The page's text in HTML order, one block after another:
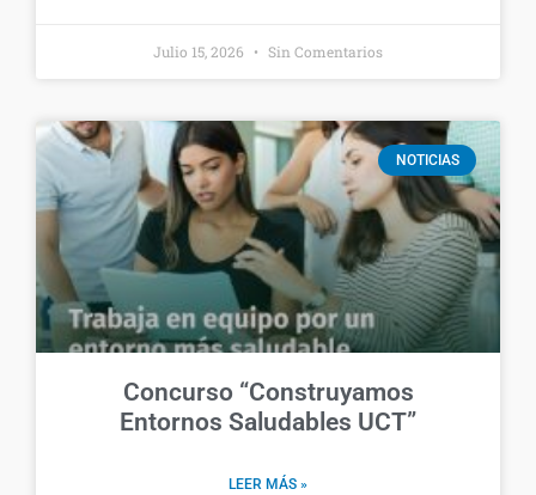
Julio 15, 2026 Sin Comentarios
NOTICIAS
Concurso “Construyamos
Entornos Saludables UCT”
LEER MÁS »